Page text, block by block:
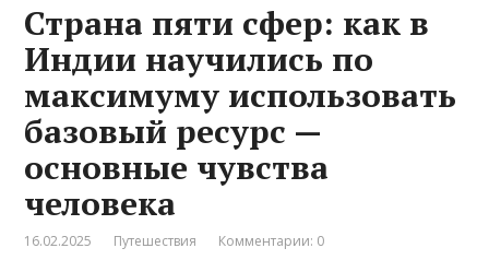
Страна пяти сфер: как в
Индии научились по
максимуму использовать
базовый ресурс —
основные чувства
человека
16.02.2025 Путешествия Комментарии: 0